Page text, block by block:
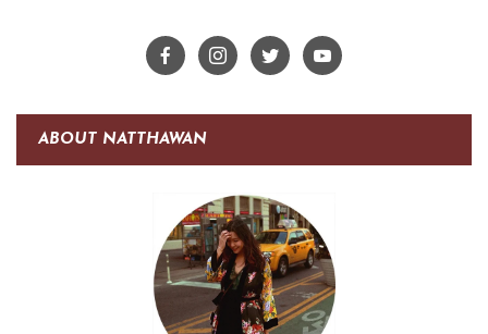
ABOUT NATTHAWAN